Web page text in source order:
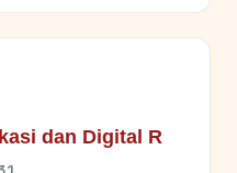
dan Digital R